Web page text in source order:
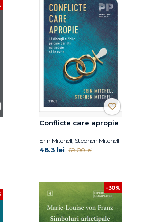
Conflicte care apropie
Erin Mitchell, Stephen Mitchell
48.3 lei 69.00 lei
-30%